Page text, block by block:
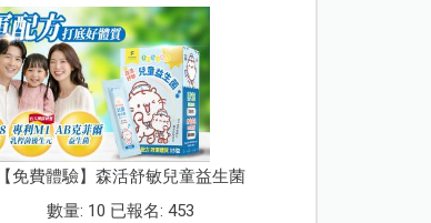
【免費體驗】森活舒敏兒童益生菌
數量: 10 已報名: 453